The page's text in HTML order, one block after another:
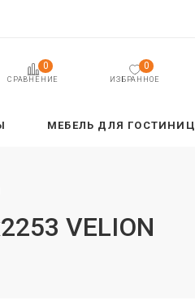
СРАВНЕНИЕ
0
ИЗБРАННОЕ
0
МЕБЕЛЬ ДЛЯ ГОСТИНИЦ
VELION